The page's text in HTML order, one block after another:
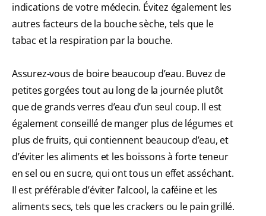
indications de votre médecin. Évitez également les
autres facteurs de la bouche sèche, tels que le
tabac et la respiration par la bouche.
Assurez-vous de boire beaucoup d’eau. Buvez de
petites gorgées tout au long de la journée plutôt
que de grands verres d’eau d’un seul coup. Il est
également conseillé de manger plus de légumes et
plus de fruits, qui contiennent beaucoup d’eau, et
d’éviter les aliments et les boissons à forte teneur
en sel ou en sucre, qui ont tous un effet asséchant.
Il est préférable d’éviter l’alcool, la caféine et les
aliments secs, tels que les crackers ou le pain grillé.